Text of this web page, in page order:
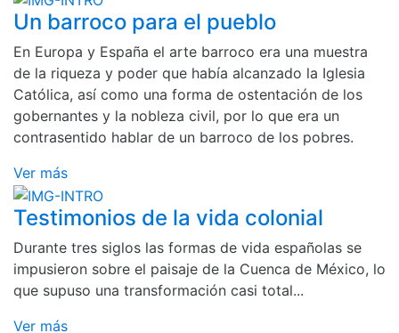
Un barroco para el pueblo
En Europa y España el arte barroco era una muestra
de la riqueza y poder que había alcanzado la Iglesia
Católica, así como una forma de ostentación de los
gobernantes y la nobleza civil, por lo que era un
contrasentido hablar de un barroco de los pobres.
Ver más
Testimonios de la vida colonial
Durante tres siglos las formas de vida españolas se
impusieron sobre el paisaje de la Cuenca de México, lo
que supuso una transformación casi total...
Ver más